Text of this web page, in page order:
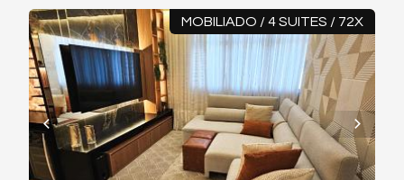
MOBILIADO / 4 SUITES / 72X